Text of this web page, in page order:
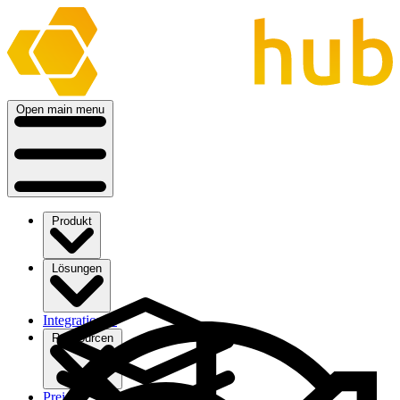
Open main menu
Produkt
Lösungen
Integrationen
Ressourcen